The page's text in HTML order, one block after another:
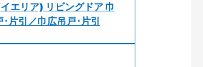
エリア) リビングドア 巾
･片引／巾広吊戸･片引